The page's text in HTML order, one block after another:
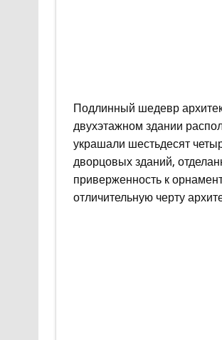
Подлинный шедевр
двухэтажном здании
украшали шестьдесят
дворцовых зданий,
приверженность к
отличительную черту